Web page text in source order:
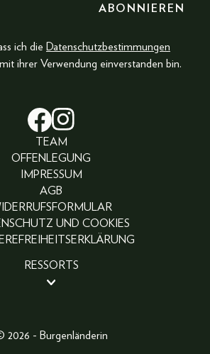
ich die Datenschutzbestimmungen
ihrer Verwendung einverstanden bin.
TEAM
OFFENLEGUNG
IMPRESSUM
AGB
UND COOKIES
RESSORTS
FASHION
2026 - Burgenländerin